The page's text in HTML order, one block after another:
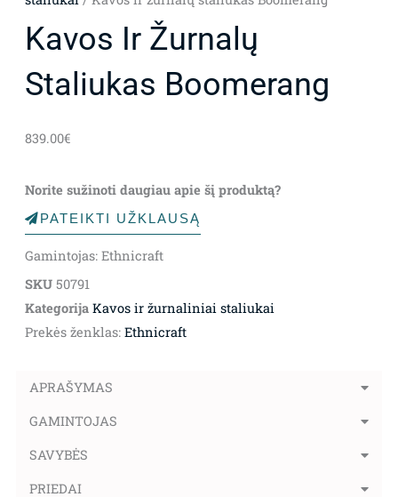
Kavos Ir Žurnalų
Staliukas Boomerang
839.00€
Norite sužinoti daugiau apie šį produktą?
PATEIKTI UŽKLAUSĄ
Gamintojas: Ethnicraft
SKU 50791
Kategorija Kavos ir žurnaliniai staliukai
Prekės ženklas: Ethnicraft
APRAŠYMAS
GAMINTOJAS
SAVYBĖS
PRIEDAI